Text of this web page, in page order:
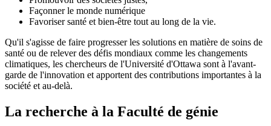
Façonner le monde numérique
Favoriser santé et bien-être tout au long de la vie.
Qu'il s'agisse de faire progresser les solutions en matière de soins de
santé ou de relever des défis mondiaux comme les changements
climatiques, les chercheurs de l'Université d'Ottawa sont à l'avant-
garde de l'innovation et apportent des contributions importantes à la
société et au-delà.
La recherche à la Faculté de génie